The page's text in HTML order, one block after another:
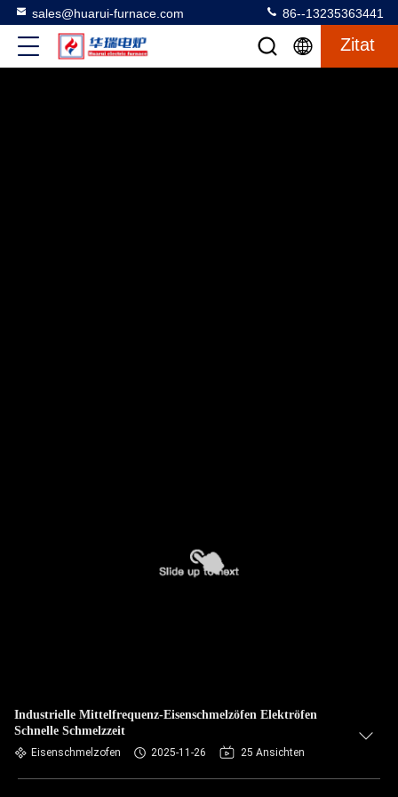
sales@huarui-furnace.com 86--13235363441
Zitat
Industrielle Mittelfrequenz-Eisenschmelzöfen Elektröfen
Schnelle Schmelzzeit
Eisenschmelzofen 2025-11-26 25 Ansichten